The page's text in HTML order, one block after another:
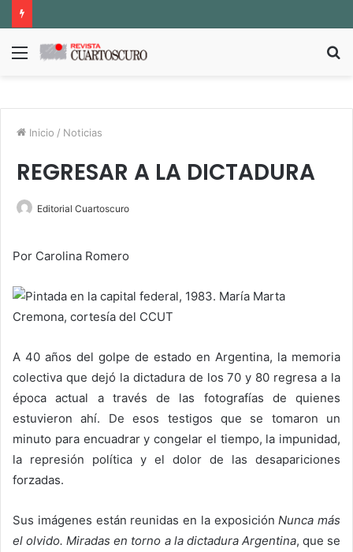
Menú
Inicio / Noticias
REGRESAR A LA DICTADURA
Editorial Cuartoscuro
Por Carolina Romero
A 40 años del golpe de estado en Argentina, la memoria
colectiva que dejó la dictadura de los 70 y 80 regresa a la
época actual a través de las fotografías de quienes
estuvieron ahí. De esos testigos que se tomaron un
minuto para encuadrar y congelar el tiempo, la impunidad,
la represión política y el dolor de las desapariciones
forzadas.
Sus imágenes están reunidas en la exposiciónNunca más
el olvido. Miradas en torno a la dictadura Argentina, que se